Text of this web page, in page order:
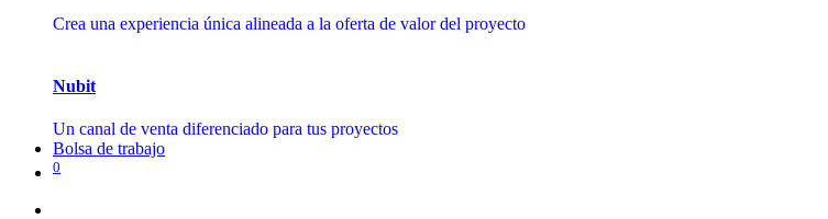
Crea una experiencia única alineada a la oferta de valor del proyecto
Nubit
Un canal de venta diferenciado para tus proyectos
Bolsa de trabajo
0